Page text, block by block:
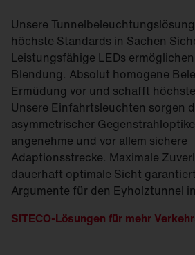
Unsere
höchste Standards in Sachen
Leistungsfähige LEDs
Blendung. Absolut homogene
Ermüdung vor und schafft
Unsere Einfahrtsleuchten sorgen
asymmetrischer
angenehme und vor allem sichere
Adaptionsstrecke. Maximale
dauerhaft optimale Sicht
Argumente für den Eyholztunnel
SITECO-Lösungen für mehr